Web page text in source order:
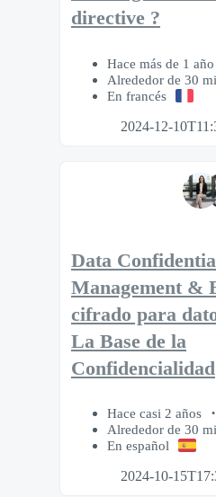
directive ?
Hace más de 1 año
Alrededor de 30
En francés
2024-12-
Data
Management &
cifrado para
La Base de la
Confidencialidad
Hace casi 2 años
Alrededor de 30
En español
2024-10-